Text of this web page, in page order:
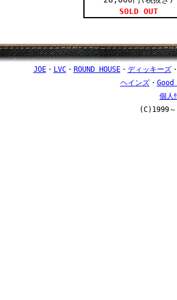
SOLD OUT
JOE・ LVC・ ROUND HOUSE・ ディッキーズ・
ヘインズ・ Good
個人
(C)1999